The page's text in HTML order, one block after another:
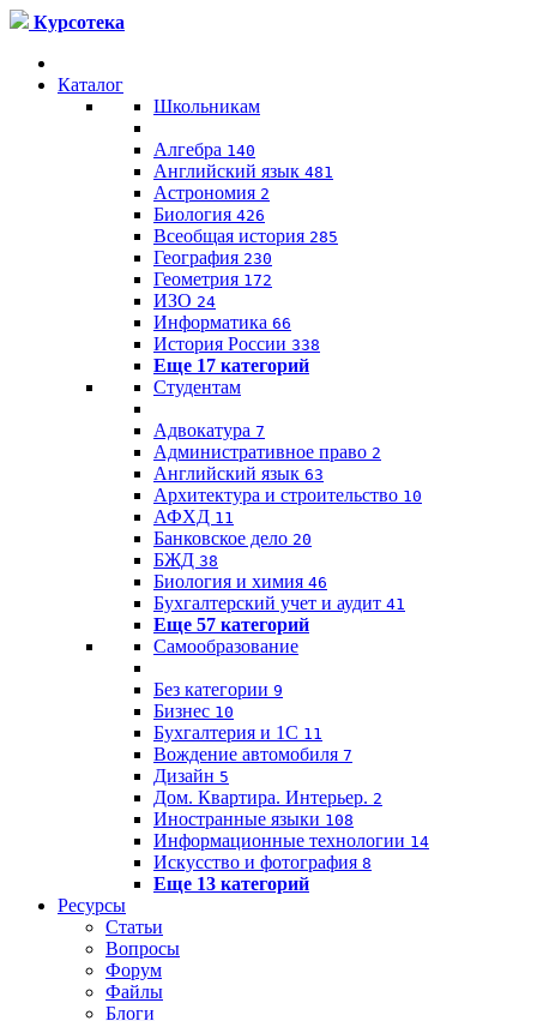
Курсотека
Каталог
Школьникам
Алгебра 140
Английский язык 481
Астрономия 2
Биология 426
Всеобщая история 285
География 230
Геометрия 172
ИЗО 24
Информатика 66
История России 338
Еще 17 категорий
Студентам
Адвокатура 7
Административное право 2
Английский язык 63
Архитектура и строительство 10
АФХД 11
Банковское дело 20
БЖД 38
Биология и химия 46
Бухгалтерский учет и аудит 41
Еще 57 категорий
Самообразование
Без категории 9
Бизнес 10
Бухгалтерия и 1C 11
Вождение автомобиля 7
Дизайн 5
Дом. Квартира. Интерьер. 2
Иностранные языки 108
Информационные технологии 14
Искусство и фотография 8
Еще 13 категорий
Ресурсы
Статьи
Вопросы
Форум
Файлы
Блоги